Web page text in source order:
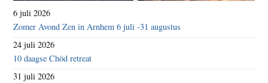
6 juli 2026
Zomer Avond Zen in Arnhem 6 juli -31 augustus
24 juli 2026
10 daagse Chöd retreat
31 juli 2026